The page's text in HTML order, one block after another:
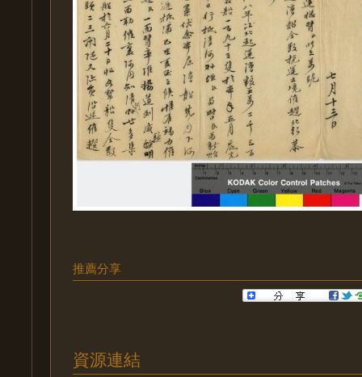
推薦分享
資源連結